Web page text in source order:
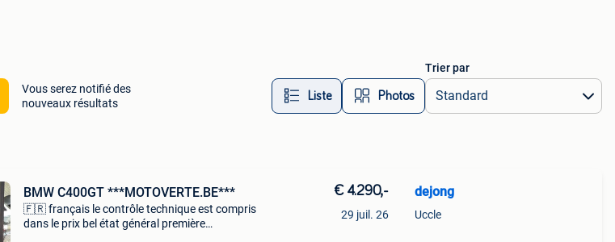
Vous serez notifié des
nouveaux résultats
Liste Photos
Trier par
BMW C400GT ***MOTOVERTE.BE***
🇫🇷 français le contrôle technique est compris
dans le prix bel état général première
€ 4.290,-
29 juil. 26
dejong
Uccle